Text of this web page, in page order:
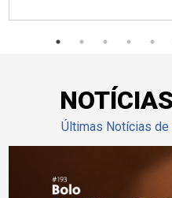
Últimas Notícias de